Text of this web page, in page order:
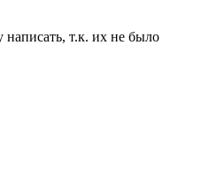
т.к. их не было